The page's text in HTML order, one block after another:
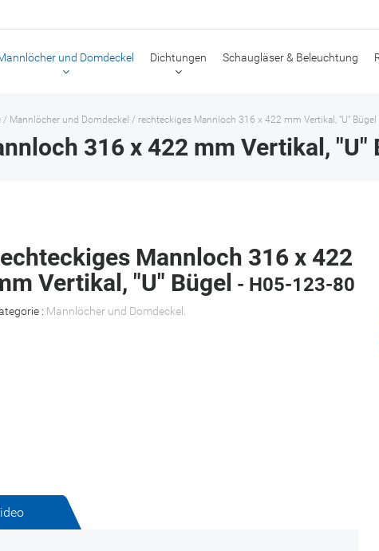
und Domdeckel Dichtungen Schaugläser & Beleuchtung
/ Mannlöcher und Domdeckel / rechteckiges Mannloch 316 x 422 mm Vertikal, "U" Bügel
316 x 422 mm Vertikal, "U"
Mannloch 316 x 422
Vertikal, "U" Bügel - H05-123-80
: Mannlöcher und Domdeckel